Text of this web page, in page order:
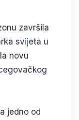
završila
svijeta u
novu
jedno od